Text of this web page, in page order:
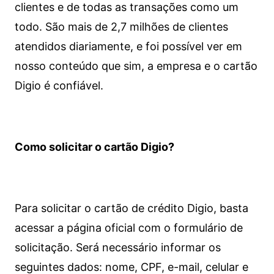
clientes e de todas as transações como um
todo. São mais de 2,7 milhões de clientes
atendidos diariamente, e foi possível ver em
nosso conteúdo que sim, a empresa e o cartão
Digio é confiável.
Como solicitar o cartão Digio?
Para solicitar o cartão de crédito Digio, basta
acessar a página oficial com o formulário de
solicitação. Será necessário informar os
seguintes dados: nome, CPF, e-mail, celular e